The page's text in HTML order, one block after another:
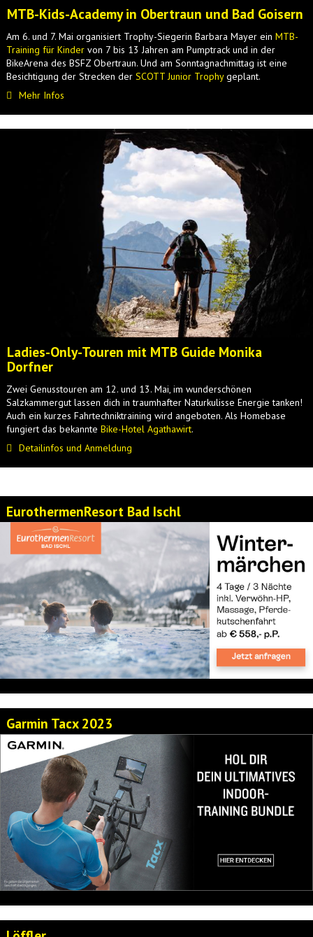
MTB-Kids-Academy in Obertraun und Bad Goisern
Am 6. und 7. Mai organisiert Trophy-Siegerin Barbara Mayer ein MTB-
Training für Kinder von 7 bis 13 Jahren am Pumptrack und in der
BikeArena des BSFZ Obertraun. Und am Sonntagnachmittag ist eine
Besichtigung der Strecken der SCOTT Junior Trophygeplant.
Mehr Infos
Ladies-Only-Touren mit MTB Guide Monika
Dorfner
Zwei Genusstouren am 12. und 13. Mai, im wunderschönen
Salzkammergut lassen dich in traumhafter Naturkulisse Energie tanken!
Auch ein kurzes Fahrtechniktraining wird angeboten. Als Homebase
fungiert das bekannte Bike-Hotel Agathawirt.
Detailinfos und Anmeldung
EurothermenResort Bad Ischl
Garmin Tacx 2023